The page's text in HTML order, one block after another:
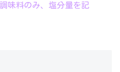
味料のみ、塩分量を記